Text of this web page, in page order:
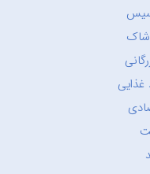
غذایی